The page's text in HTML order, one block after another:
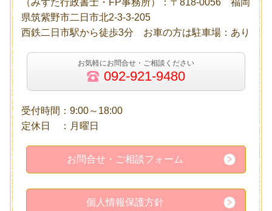
県筑紫野市二日市北2-3-3-205
西鉄二日市駅から徒歩3分 お車の方は駐車場：あり
お気軽にお問合せ・ご相談ください
092-921-9480
受付時間：9:00～18:00
定休日 ：月曜日
お問合せ・ご相談フォーム
個人情報保護方針